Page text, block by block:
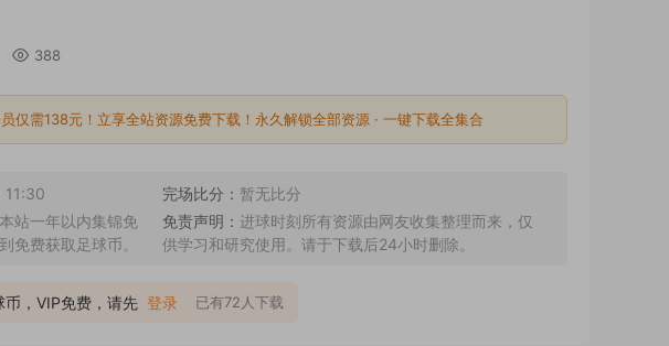
388
仅需138元！立享全站资源免费下载！永久解锁全部资源 · 一键下载全集合
11:30 完场比分： 暂无比分
站一年以内集锦免
免费获取足球币。
免责声明： 进球时刻所有资源由网友收集整理而来，仅
供学习和研究使用。请于下载后24小时删除。
币，VIP免费，请先 登录 已有72人下载